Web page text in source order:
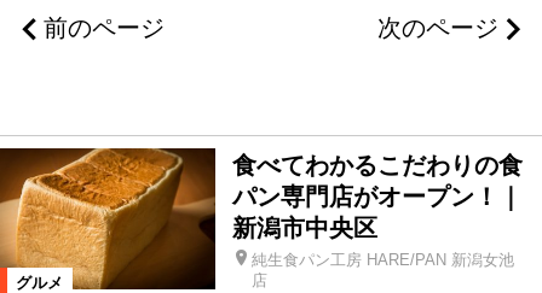
加茂市 新潟市江南・秋葉・南区
新潟市西・西蒲区 新潟市
新潟市北・東区 阿賀野市
前のページ 次のページ
グルメ
食べてわかるこだわりの食
パン専門店がオープン！｜
新潟市中央区
純生食パン工房 HARE/PAN 新潟女池
店